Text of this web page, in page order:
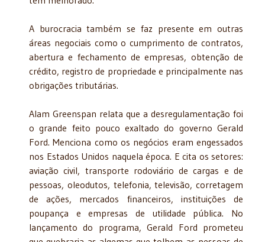
A burocracia também se faz presente em outras
áreas negociais como o cumprimento de contratos,
abertura e fechamento de empresas, obtenção de
crédito, registro de propriedade e principalmente nas
obrigações tributárias.
Alam Greenspan relata que a desregulamentação foi
o grande feito pouco exaltado do governo Gerald
Ford. Menciona como os negócios eram engessados
nos Estados Unidos naquela época. E cita os setores:
aviação civil, transporte rodoviário de cargas e de
pessoas, oleodutos, telefonia, televisão, corretagem
de ações, mercados financeiros, instituições de
poupança e empresas de utilidade pública. No
lançamento do programa, Gerald Ford prometeu